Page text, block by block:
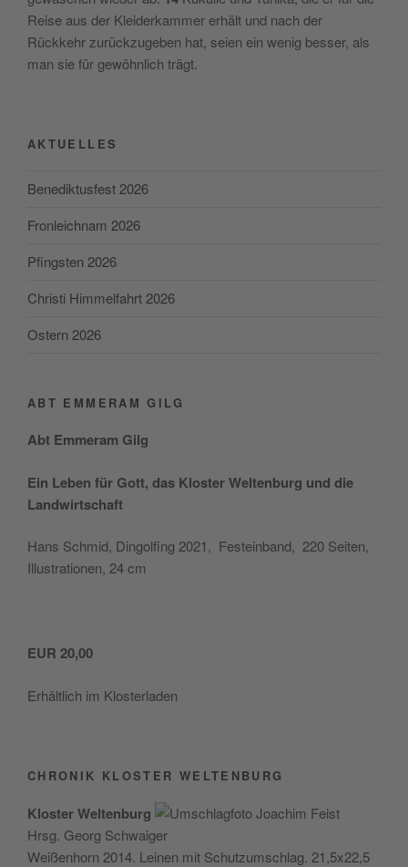
Reise aus der Kleiderkammer erhält und nach der
Rückkehr zurückzugeben hat, seien ein wenig besser, als
man sie für gewöhnlich trägt.
AKTUELLES
Benediktusfest 2026
Fronleichnam 2026
Pfingsten 2026
Christi Himmelfahrt 2026
Ostern 2026
ABT EMMERAM GILG
Abt Emmer­am Gilg
Ein Leben für Gott, das Klos­ter Wel­ten­burg und die
Landwirtschaft
Hans Schmid, Din­gol­fing 2021, Fest­ein­band, 220 Sei­ten,
Illus­tra­tio­nen, 24 cm
EUR 20,00
Erhält­lich im Klosterladen
CHRONIK KLOSTER WELTENBURG
Klos­ter Wel­ten­burg
Hrsg. Georg Schwaiger
Wei­ßen­horn 2014. Lei­nen mit Schutz­um­schlag. 21,5x22,5